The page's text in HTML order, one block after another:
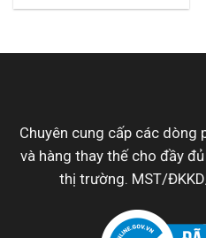
Chuyên cung cấp các dòng
và hàng thay thế cho đầy
thị trường. MST/